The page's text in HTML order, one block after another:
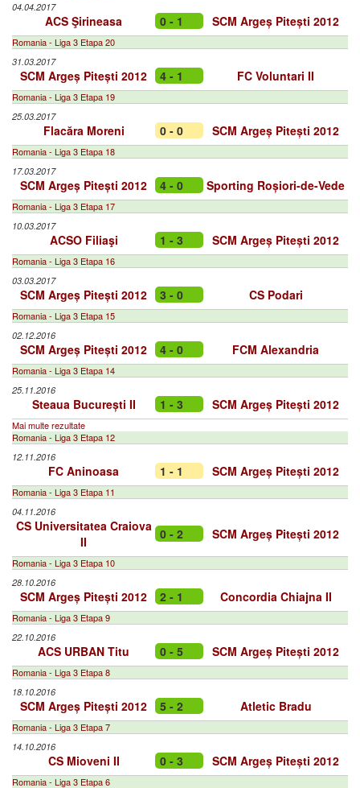
04.04.2017
ACS Şirineasa 0 - 1 SCM Argeș Pitești 2012
Romania - Liga 3 Etapa 20
31.03.2017
SCM Argeș Pitești 2012 4 - 1 FC Voluntari II
Romania - Liga 3 Etapa 19
25.03.2017
Flacăra Moreni 0 - 0 SCM Argeș Pitești 2012
Romania - Liga 3 Etapa 18
17.03.2017
SCM Argeș Pitești 2012 4 - 0 Sporting Roșiori-de-Vede
Romania - Liga 3 Etapa 17
10.03.2017
ACSO Filiaşi 1 - 3 SCM Argeș Pitești 2012
Romania - Liga 3 Etapa 16
03.03.2017
SCM Argeș Pitești 2012 3 - 0 CS Podari
Romania - Liga 3 Etapa 15
02.12.2016
SCM Argeș Pitești 2012 4 - 0 FCM Alexandria
Romania - Liga 3 Etapa 14
25.11.2016
Steaua București II 1 - 3 SCM Argeș Pitești 2012
Mai multe rezultate
Romania - Liga 3 Etapa 12
12.11.2016
FC Aninoasa 1 - 1 SCM Argeș Pitești 2012
Romania - Liga 3 Etapa 11
04.11.2016
CS Universitatea Craiova
II
0 - 2 SCM Argeș Pitești 2012
Romania - Liga 3 Etapa 10
28.10.2016
SCM Argeș Pitești 2012 2 - 1 Concordia Chiajna II
Romania - Liga 3 Etapa 9
22.10.2016
ACS URBAN Titu 0 - 5 SCM Argeș Pitești 2012
Romania - Liga 3 Etapa 8
18.10.2016
SCM Argeș Pitești 2012 5 - 2 Atletic Bradu
Romania - Liga 3 Etapa 7
14.10.2016
CS Mioveni II 0 - 3 SCM Argeș Pitești 2012
Romania - Liga 3 Etapa 6